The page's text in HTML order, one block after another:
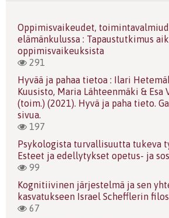
Oppimisvaikeudet,
elämänkulussa : Tapaustutkimus
oppimisvaikeuksista
291
Hyvää ja pahaa tietoa : Ilari
Kuusisto, Maria Lähteenmäki & Esa
(toim.) (2021). Hyvä ja paha tieto.
sivua.
197
Psykologista turvallisuutta tukeva
Esteet ja edellytykset opetus- ja
99
Kognitiivinen järjestelmä ja sen
kasvatukseen Israel Schefflerin
67